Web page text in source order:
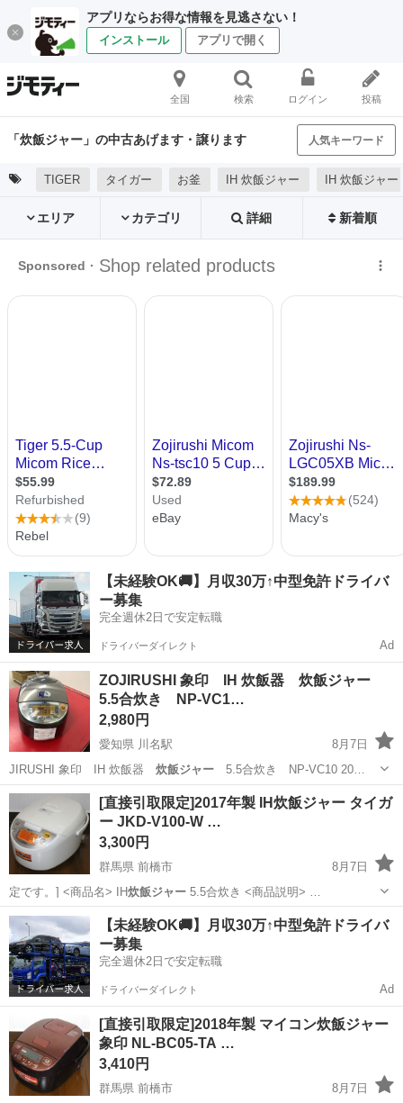
アプリならお得な情報を見逃さない！
インストール アプリで開く
全国 検索 ログイン 投稿
「炊飯ジャー」の中古あげます・譲ります 人気キーワード
TIGER タイガー お釜 IH 炊飯ジャー IH 炊飯ジャ
エリア カテゴリ 詳細 新着順
【未経験OK🚚】月収30万↑中型免許ドライバ
ー募集
完全週休2日で安定転職
ドライバーダイレクト Ad
ZOJIRUSHI 象印 IH 炊飯器 炊飯ジャー
5.5合炊き NP-VC1…
2,980円
愛知県 川名駅
8月7日
JIRUSHI 象印 IH 炊飯器 炊飯ジャー5.5合炊き NP-VC10 20…
愛知 名古屋市 川名駅 キッチン家電 炊飯ジャー
[直接引取限定]2017年製 IH炊飯ジャー タイガ
ー JKD-V100-W …
3,300円
群馬県 前橋市
8月7日
定です。] <商品名> IH炊飯ジャー 5.5合炊き <商品説明> …
群馬 前橋市 キッチン家電
【未経験OK🚚】月収30万↑中型免許ドライバ
ー募集
完全週休2日で安定転職
ドライバーダイレクト Ad
[直接引取限定]2018年製 マイコン炊飯ジャー
象印 NL-BC05-TA …
3,410円
群馬県 前橋市
8月7日